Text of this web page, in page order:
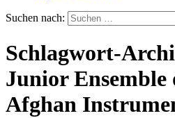
Suchen nach:
Schlagwort-
Junior
Afghan